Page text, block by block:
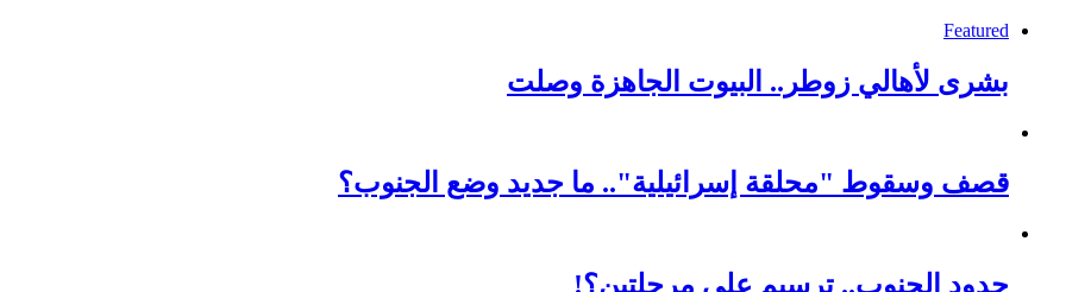
Featured
بشرى لأهالي زوطر.. البيوت الجاهزة وصلت
قصف وسقوط "محلقة إسرائيلية".. ما جديد وضع الجنوب؟
حدود الجنوب.. ترسيم على مرحلتين؟!